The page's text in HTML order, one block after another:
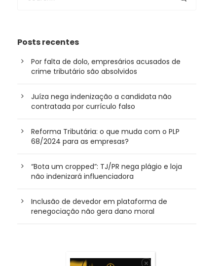
Posts recentes
Por falta de dolo, empresários acusados de
crime tributário são absolvidos
Juíza nega indenização a candidata não
contratada por currículo falso
Reforma Tributária: o que muda com o PLP
68/2024 para as empresas?
“Bota um cropped”: TJ/PR nega plágio e loja
não indenizará influenciadora
Inclusão de devedor em plataforma de
renegociação não gera dano moral
×